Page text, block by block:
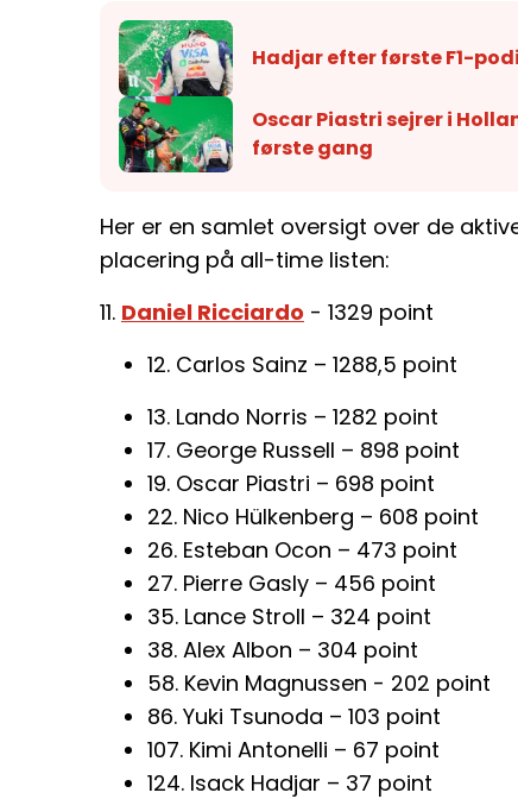
Hadjar efter første F1-
Oscar Piastri sejrer i
første gang
Her er en samlet oversigt over de
placering på all-time listen:
11. Daniel Ricciardo - 1329 point
12. Carlos Sainz – 1288,5 point
13. Lando Norris – 1282 point
17. George Russell – 898 point
19. Oscar Piastri – 698 point
22. Nico Hülkenberg – 608 point
26. Esteban Ocon – 473 point
27. Pierre Gasly – 456 point
35. Lance Stroll – 324 point
38. Alex Albon – 304 point
58. Kevin Magnussen - 202 point
86. Yuki Tsunoda – 103 point
107. Kimi Antonelli – 67 point
124. Isack Hadjar – 37 point